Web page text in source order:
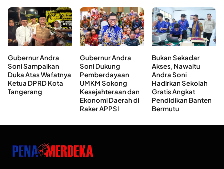
Gubernur Andra
Soni Sampaikan
Duka Atas Wafatnya
Ketua DPRD Kota
Tangerang
Gubernur Andra
Soni Dukung
Pemberdayaan
UMKM Sokong
Kesejahteraan dan
Ekonomi Daerah di
Raker APPSI
Bukan Sekadar
Akses, Nawaitu
Andra Soni
Hadirkan Sekolah
Gratis Angkat
Pendidikan Banten
Bermutu